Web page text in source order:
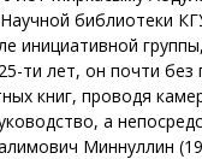
библиотеки
инициативной
ти лет, он почти
книг, проводя
а
Миннуллин